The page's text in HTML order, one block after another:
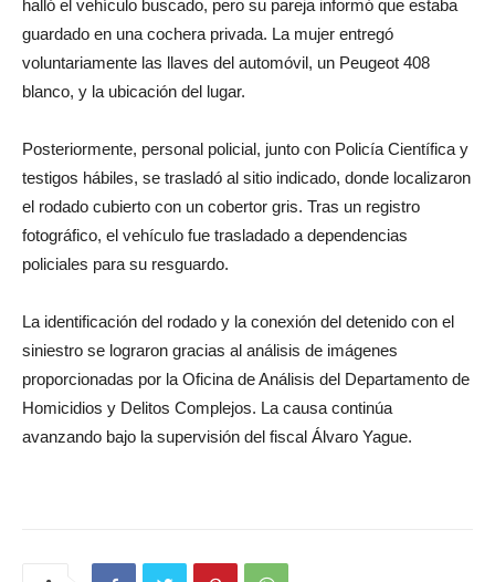
halló el vehículo buscado, pero su pareja informó que estaba
guardado en una cochera privada. La mujer entregó
voluntariamente las llaves del automóvil, un Peugeot 408
blanco, y la ubicación del lugar.
Posteriormente, personal policial, junto con Policía Científica y
testigos hábiles, se trasladó al sitio indicado, donde localizaron
el rodado cubierto con un cobertor gris. Tras un registro
fotográfico, el vehículo fue trasladado a dependencias
policiales para su resguardo.
La identificación del rodado y la conexión del detenido con el
siniestro se lograron gracias al análisis de imágenes
proporcionadas por la Oficina de Análisis del Departamento de
Homicidios y Delitos Complejos. La causa continúa
avanzando bajo la supervisión del fiscal Álvaro Yague.